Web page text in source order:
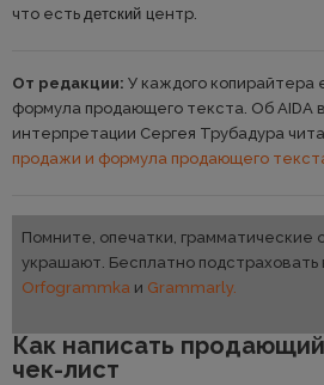
что есть детский центр.
От редакции: У каждого копирайтера
формула продающего текста. Об AIDA
интерпретации Сергея Трубадура
продажи и формула продающего
Помните, опечатки, грамматические
украшают. Бесплатно подстраховать
Orfogrammka и Grammarly.
Как написать продающий
чек-лист